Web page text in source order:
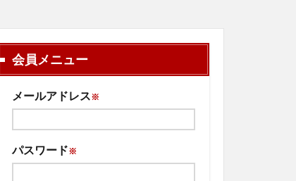
会員メニュー
メールアドレス※
パスワード※